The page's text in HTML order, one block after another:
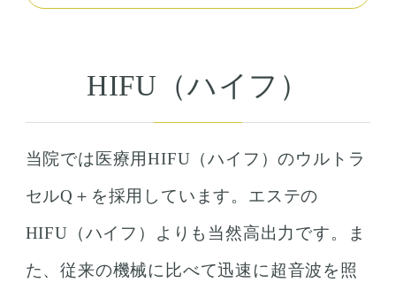
HIFU（ハイフ）
当院では医療用HIFU（ハイフ）のウルトラ
セルQ＋を採用しています。エステの
HIFU（ハイフ）よりも当然高出力です。ま
た、従来の機械に比べて迅速に超音波を照